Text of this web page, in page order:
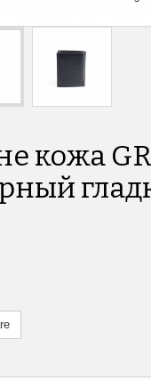
кожа